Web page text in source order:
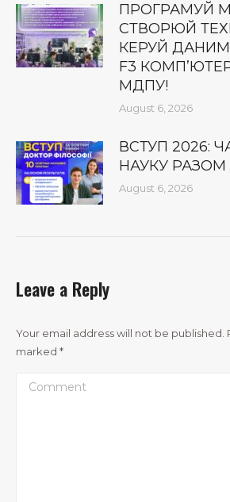
ПРОГРАМУЙ
СТВОРЮЙ
КЕРУЙ
F3
МДПУ!
August 6, 2026
ВСТУП 2026:
НАУКУ РАЗОМ
August 6, 2026
Leave a Reply
Your email address will not be published.
marked *
Comment